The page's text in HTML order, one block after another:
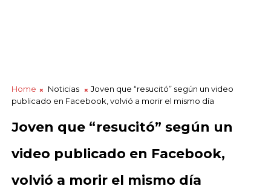
Home Noticias
Joven que “resucitó” según un video
publicado en Facebook, volvió a morir el mismo día
Joven que “resucitó” según un
video publicado en Facebook,
volvió a morir el mismo día